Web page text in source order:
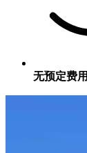
无预定费用